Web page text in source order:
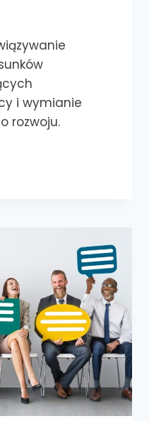
i wymianie
rozwoju.